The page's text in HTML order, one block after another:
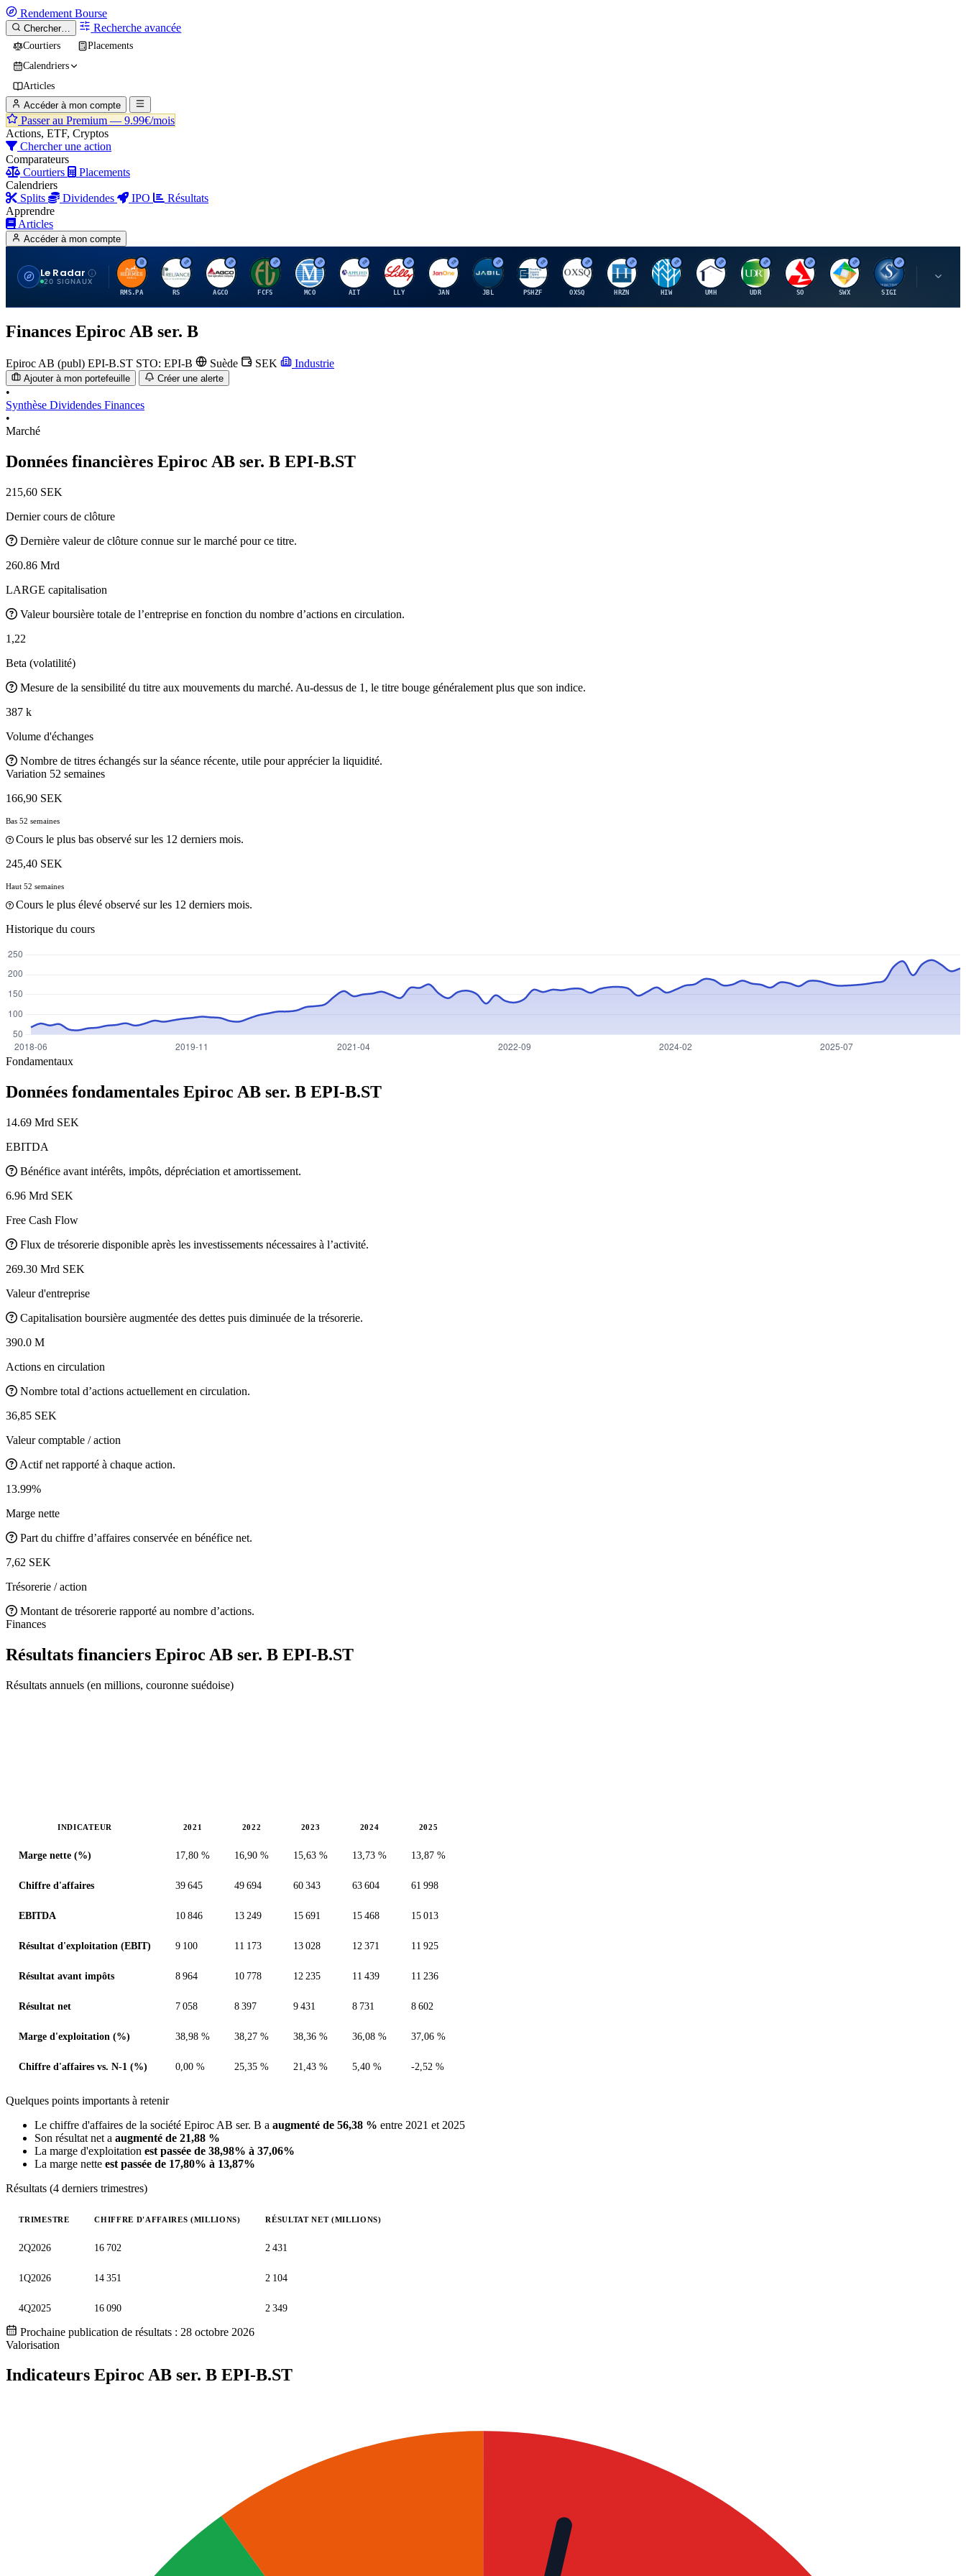
Rendement Bourse
Chercher… Recherche avancée
Courtiers
Placements
Calendriers
Articles
Accéder à mon compte
Passer au Premium — 9.99€/mois
Actions, ETF, Cryptos
Chercher une action
Comparateurs
Courtiers
Placements
Calendriers
Splits
Dividendes IPO
Résultats
Apprendre
Articles
Accéder à mon compte
Le Radar
20 SIGNAUX
H
RMS.PA
R
RS
A
AGCO
F
FCFS
M
MCO
A
AIT
E
LLY
J
JAN
J
JBL
P
PSHZF
O
OXSQ
H
HRZN
H
HIW
U
UMH
U
UDR
S
SO
S
SWX
S
SIGI
L
Finances Epiroc AB ser. B
Epiroc AB (publ) EPI-B.ST STO: EPI-B Suède SEK Industrie
Ajouter à mon portefeuille Créer une alerte
•
Synthèse Dividendes Finances
•
Marché
Données financières Epiroc AB ser. B EPI-B.ST
215,60 SEK
Dernier cours de clôture
Dernière valeur de clôture connue sur le marché pour ce titre.
260.86 Mrd
LARGE capitalisation
Valeur boursière totale de l’entreprise en fonction du nombre d’actions en circulation.
1,22
Beta (volatilité)
Mesure de la sensibilité du titre aux mouvements du marché. Au-dessus de 1, le titre bouge généralement plus que son indice.
387 k
Volume d'échanges
Nombre de titres échangés sur la séance récente, utile pour apprécier la liquidité.
Variation 52 semaines
166,90 SEK
Bas 52 semaines
Cours le plus bas observé sur les 12 derniers mois.
245,40 SEK
Haut 52 semaines
Cours le plus élevé observé sur les 12 derniers mois.
Historique du cours
Fondamentaux
Données fondamentales Epiroc AB ser. B EPI-B.ST
14.69 Mrd SEK
EBITDA
Bénéfice avant intérêts, impôts, dépréciation et amortissement.
6.96 Mrd SEK
Free Cash Flow
Flux de trésorerie disponible après les investissements nécessaires à l’activité.
269.30 Mrd SEK
Valeur d'entreprise
Capitalisation boursière augmentée des dettes puis diminuée de la trésorerie.
390.0 M
Actions en circulation
Nombre total d’actions actuellement en circulation.
36,85 SEK
Valeur comptable / action
Actif net rapporté à chaque action.
13.99%
Marge nette
Part du chiffre d’affaires conservée en bénéfice net.
7,62 SEK
Trésorerie / action
Montant de trésorerie rapporté au nombre d’actions.
Finances
Résultats financiers Epiroc AB ser. B EPI-B.ST
Résultats annuels (en millions, couronne suédoise)
INDICATEUR 2021 2022 2023 2024 2025
Marge nette (%) 17,80 % 16,90 % 15,63 % 13,73 % 13,87 %
Chiffre d'affaires 39 645 49 694 60 343 63 604 61 998
EBITDA 10 846 13 249 15 691 15 468 15 013
Résultat d'exploitation (EBIT) 9 100 11 173 13 028 12 371 11 925
Résultat avant impôts 8 964 10 778 12 235 11 439 11 236
Résultat net 7 058 8 397 9 431 8 731 8 602
Marge d'exploitation (%) 38,98 % 38,27 % 38,36 % 36,08 % 37,06 %
Chiffre d'affaires vs. N-1 (%) 0,00 % 25,35 % 21,43 % 5,40 % -2,52 %
Quelques points importants à retenir
Le chiffre d'affaires de la société Epiroc AB ser. B a augmenté de 56,38 % entre 2021 et 2025
Son résultat net a augmenté de 21,88 %
La marge d'exploitation est passée de 38,98% à 37,06%
La marge nette est passée de 17,80% à 13,87%
Résultats (4 derniers trimestres)
TRIMESTRE CHIFFRE D'AFFAIRES (MILLIONS) RÉSULTAT NET (MILLIONS)
2Q2026 16 702 2 431
1Q2026 14 351 2 104
4Q2025 16 090 2 349
Prochaine publication de résultats : 28 octobre 2026
Valorisation
Indicateurs Epiroc AB ser. B EPI-B.ST